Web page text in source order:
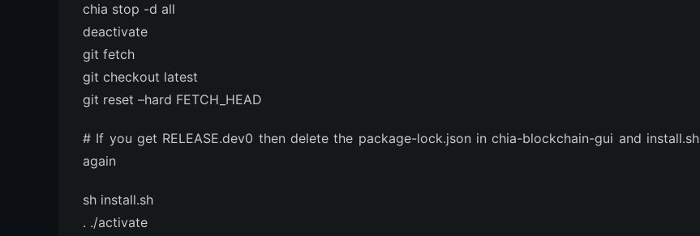
chia stop -d all
deactivate
git fetch
git checkout latest
git reset –hard FETCH_HEAD
# If you get RELEASE.dev0 then delete the package-lock.json in chia-blockchain-gui and install.sh
again
sh install.sh
. ./activate